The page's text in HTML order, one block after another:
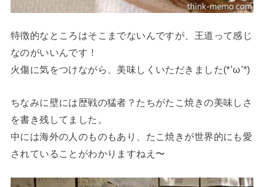
特徴的なところはそこまでないんですが、王道って感じ
なのがいいんです！
火傷に気をつけながら、美味しくいただきました(*’ω’*)
ちなみに壁には歴戦の猛者？たちがたこ焼きの美味しさ
を書き残してました。
中には海外の人のものもあり、たこ焼きが世界的にも愛
されていることがわかりますねえ〜